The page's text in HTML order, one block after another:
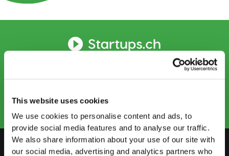
This website uses cookies
We use cookies to personalise content and ads, to
provide social media features and to analyse our traffic.
We also share information about your use of our site with
our social media, advertising and analytics partners who
Prenotare un appuntamento